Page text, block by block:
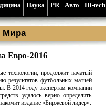
Наука PR Aвто Hi-tech
Мира
Евро-2016
технологии, продолжит начатый
результатов футбольных матчей
В 2014 году экспертам компании
удалось верно определить
издание «Биржевой лидер».